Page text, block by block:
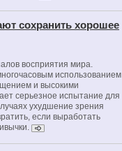
сохранить хорошее
восприятия мира.
использованием
и высокими
серьезное испытание для
ухудшение зрения
если выработать